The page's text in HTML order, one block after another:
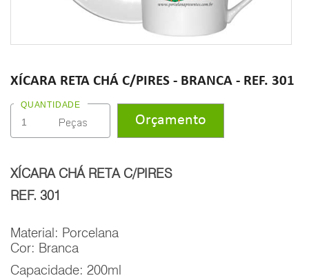
XÍCARA RETA CHÁ C/PIRES - BRANCA - REF. 301
QUANTIDADE
XÍCARA CHÁ RETA C/PIRES
REF. 301
Material: Porcelana
Cor: Branca
Capacidade: 200ml